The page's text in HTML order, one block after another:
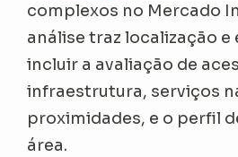
complexos no Mercado
análise traz localização e
incluir a avaliação de
infraestrutura, serviços
proximidades, e o perfil
área.